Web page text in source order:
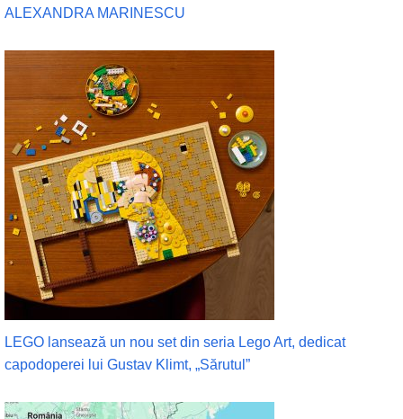
ALEXANDRA MARINESCU
LEGO lansează un nou set din seria Lego Art, dedicat
capodoperei lui Gustav Klimt, „Sărutul”